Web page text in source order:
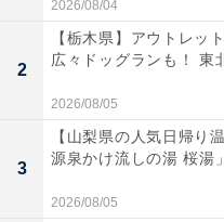
と勉強の進捗（しんち
し、『それと比べたら
と指摘することもありま
って、『三男は社会科
も。子どもたちはそれ
な違って当たり前』くら
2026/08/04
2
【栃木県】アウトレッ
広々ドッグランも！ 東
2026/08/05
3
【山梨県の人気日帰り
源泉かけ流しの湯 桜湯
2026/08/05